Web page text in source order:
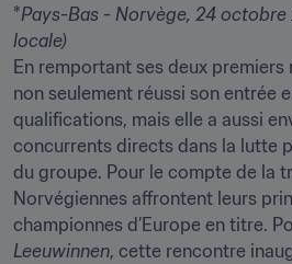
*Pays-Bas - Norvège, 24 octobre
locale)
En remportant ses deux
non seulement réussi son entrée
qualifications, mais elle a aussi
concurrents directs dans la lutte
du groupe. Pour le compte de la
Norvégiennes affrontent leurs
championnes d’Europe en titre.
Leeuwinnen, cette rencontre